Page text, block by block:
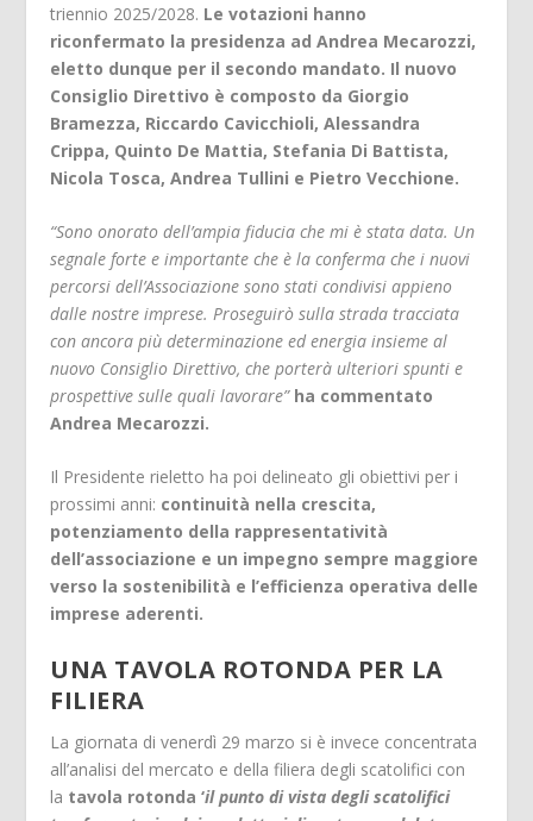
triennio 2025/2028. Le votazioni hanno
riconfermato la presidenza ad Andrea Mecarozzi,
eletto dunque per il secondo mandato. Il nuovo
Consiglio Direttivo è composto da Giorgio
Bramezza, Riccardo Cavicchioli, Alessandra
Crippa, Quinto De Mattia, Stefania Di Battista,
Nicola Tosca, Andrea Tullini e Pietro Vecchione.
“Sono onorato dell’ampia fiducia che mi è stata data. Un
segnale forte e importante che è la conferma che i nuovi
percorsi dell’Associazione sono stati condivisi appieno
dalle nostre imprese. Proseguirò sulla strada tracciata
con ancora più determinazione ed energia insieme al
nuovo Consiglio Direttivo, che porterà ulteriori spunti e
prospettive sulle quali lavorare” ha commentato
Andrea Mecarozzi.
Il Presidente rieletto ha poi delineato gli obiettivi per i
prossimi anni: continuità nella crescita,
potenziamento della rappresentatività
dell’associazione e un impegno sempre maggiore
verso la sostenibilità e l’efficienza operativa delle
imprese aderenti.
UNA TAVOLA ROTONDA PER LA
FILIERA
La giornata di venerdì 29 marzo si è invece concentrata
all’analisi del mercato e della filiera degli scatolifici con
la tavola rotonda ‘il punto di vista degli scatolifici